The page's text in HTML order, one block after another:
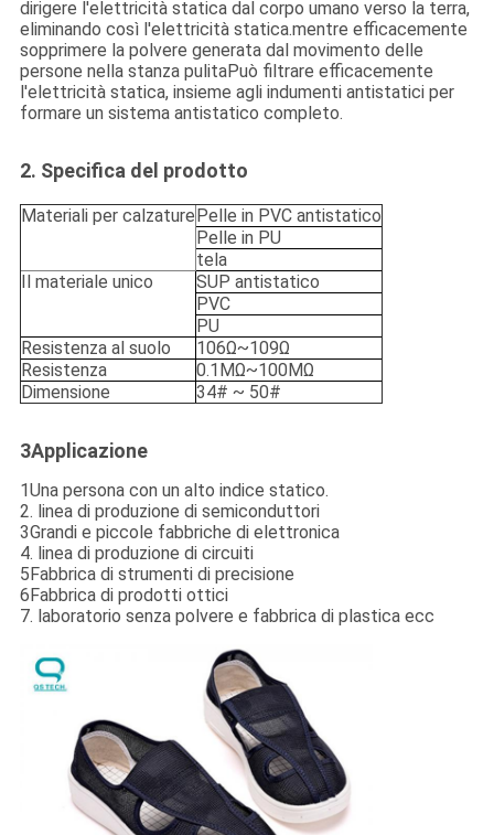
dirigere l'elettricità statica dal corpo umano verso la terra,
eliminando così l'elettricità statica.mentre efficacemente
sopprimere la polvere generata dal movimento delle
persone nella stanza pulitaPuò filtrare efficacemente
l'elettricità statica, insieme agli indumenti antistatici per
formare un sistema antistatico completo.
2. Specifica del prodotto
Materiali per calzature Pelle in PVC antistatico
Pelle in PU
tela
Il materiale unico
SUP antistatico
PVC
PU
Resistenza al suolo
106Ω~109Ω
Resistenza
0.1MΩ~100MΩ
Dimensione
34# ~ 50#
3Applicazione
1Una persona con un alto indice statico.
2. linea di produzione di semiconduttori
3Grandi e piccole fabbriche di elettronica
4. linea di produzione di circuiti
5Fabbrica di strumenti di precisione
6Fabbrica di prodotti ottici
7. laboratorio senza polvere e fabbrica di plastica ecc